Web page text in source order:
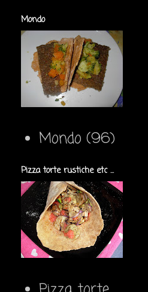
Mondo
Mondo (96)
Pizza torte rustiche etc ...